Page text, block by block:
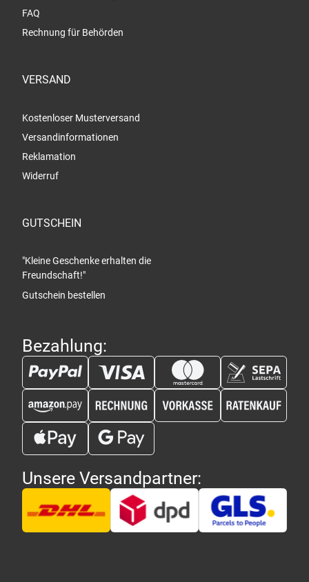
FAQ
Rechnung für Behörden
VERSAND
Kostenloser Musterversand
Versandinformationen
Reklamation
Widerruf
GUTSCHEIN
"Kleine Geschenke erhalten die
Freundschaft!"
Gutschein bestellen
Bezahlung:
Unsere Versandpartner: